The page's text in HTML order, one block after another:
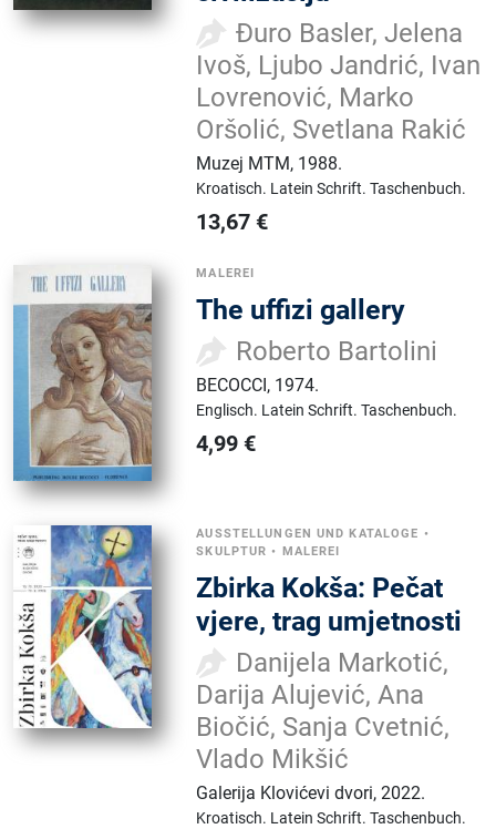
Đuro Basler, Jelena
Ivoš, Ljubo Jandrić, Ivan
Lovrenović, Marko
Oršolić, Svetlana Rakić
Muzej MTM, 1988.
Kroatisch. Latein Schrift.Taschenbuch.
13,67 €
MALEREI
The uffizi gallery
Roberto Bartolini
BECOCCI, 1974.
Englisch. Latein Schrift.Taschenbuch.
4,99 €
AUSSTELLUNGEN UND KATALOGE •
SKULPTUR • MALEREI
Zbirka Kokša: Pečat
vjere, trag umjetnosti
Danijela Markotić,
Darija Alujević, Ana
Biočić, Sanja Cvetnić,
Vlado Mikšić
Galerija Klovićevi dvori,2022.
Kroatisch. Latein Schrift.Taschenbuch.